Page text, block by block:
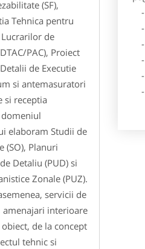
(SF),
Tehnica pentru
de
PAC), Proiect
de Executie
si antemasuratori
si receptia
elaboram Studii de
(SO), Planuri
Detaliu (PUD) si
Zonale (PUZ).
servicii de
amenajari interioare
de la concept
tehnic si
-
-
-
-
-
-